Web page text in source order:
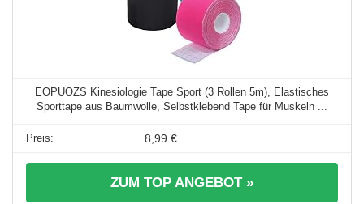
EOPUOZS Kinesiologie Tape Sport (3 Rollen 5m), Elastisches
Sporttape aus Baumwolle, Selbstklebend Tape für Muskeln ...
8,99 €
ZUM TOP ANGEBOT »